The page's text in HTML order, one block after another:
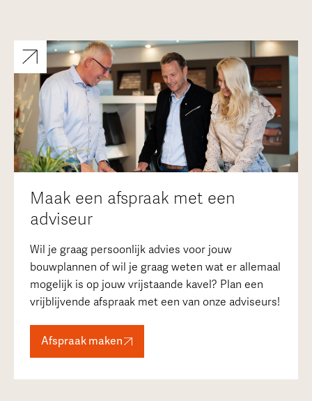
Maak een afspraak met een
adviseur
Wil je graag persoonlijk advies voor jouw
bouwplannen of wil je graag weten wat er allemaal
mogelijk is op jouw vrijstaande kavel? Plan een
vrijblijvende afspraak met een van onze adviseurs!
Afspraak maken